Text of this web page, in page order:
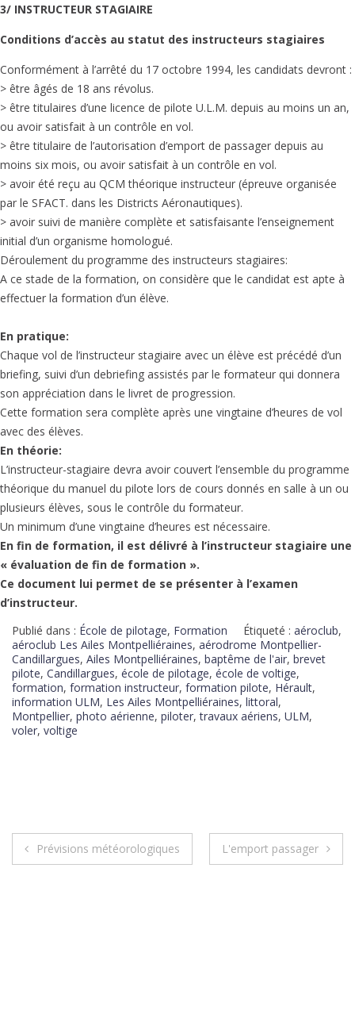
3/ INSTRUCTEUR STAGIAIRE
Conditions d’accès au statut des instructeurs stagiaires
Conformément à l’arrêté du 17 octobre 1994, les candidats devront :
> être âgés de 18 ans révolus.
> être titulaires d’une licence de pilote U.L.M. depuis au moins un an,
ou avoir satisfait à un contrôle en vol.
> être titulaire de l’autorisation d’emport de passager depuis au
moins six mois, ou avoir satisfait à un contrôle en vol.
> avoir été reçu au QCM théorique instructeur (épreuve organisée
par le SFACT. dans les Districts Aéronautiques).
> avoir suivi de manière complète et satisfaisante l’enseignement
initial d’un organisme homologué.
Déroulement du programme des instructeurs stagiaires:
A ce stade de la formation, on considère que le candidat est apte à
effectuer la formation d’un élève.
En pratique:
Chaque vol de l’instructeur stagiaire avec un élève est précédé d’un
briefing, suivi d’un debriefing assistés par le formateur qui donnera
son appréciation dans le livret de progression.
Cette formation sera complète après une vingtaine d’heures de vol
avec des élèves.
En théorie:
L’instructeur-stagiaire devra avoir couvert l’ensemble du programme
théorique du manuel du pilote lors de cours donnés en salle à un ou
plusieurs élèves, sous le contrôle du formateur.
Un minimum d’une vingtaine d’heures est nécessaire.
En fin de formation, il est délivré à l’instructeur stagiaire une
« évaluation de fin de formation ».
Ce document lui permet de se présenter à l’examen
d’instructeur.
Publié dans : École de pilotage, Formation Étiqueté : aéroclub,
aéroclub Les Ailes Montpelliéraines, aérodrome Montpellier-
Candillargues, Ailes Montpelliéraines, baptême de l'air, brevet
pilote, Candillargues, école de pilotage, école de voltige,
formation, formation instructeur, formation pilote, Hérault,
information ULM, Les Ailes Montpelliéraines, littoral,
Montpellier, photo aérienne, piloter,travaux aériens, ULM,
voler, voltige
Prévisions météorologiques L'emport passager